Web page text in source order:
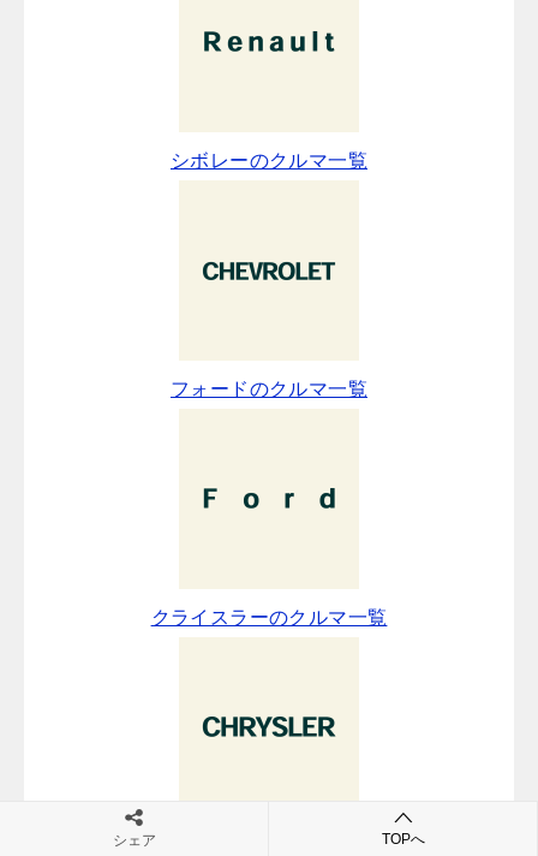
シボレーのクルマ一覧
フォードのクルマ一覧
クライスラーのクルマ一覧
シェア TOPへ